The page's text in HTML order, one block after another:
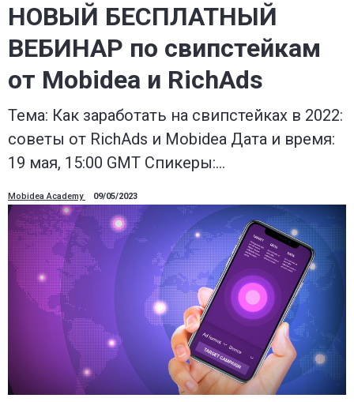
НОВЫЙ БЕСПЛАТНЫЙ
ВЕБИНАР по свипстейкам
от Mobidea и RichAds
Тема: Как заработать на свипстейках в 2022:
советы от RichAds и Mobidea Дата и время:
19 мая, 15:00 GMT Спикеры:…
Mobidea Academy 09/05/2023